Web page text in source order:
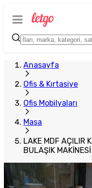
Anasayfa
Ofis & Kırtasiye
Ofis Mobilyaları
Masa
LAKE MDF AÇILIR
BULAŞIK
Plus Satıcı